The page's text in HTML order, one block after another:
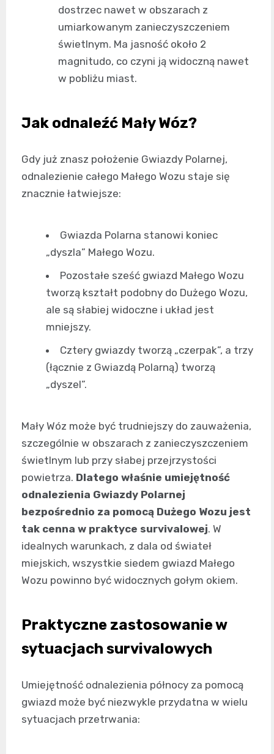
dostrzec nawet w obszarach z
umiarkowanym zanieczyszczeniem
świetlnym. Ma jasność około 2
magnitudo, co czyni ją widoczną nawet
w pobliżu miast.
Jak odnaleźć Mały Wóz?
Gdy już znasz położenie Gwiazdy Polarnej,
odnalezienie całego Małego Wozu staje się
znacznie łatwiejsze:
Gwiazda Polarna stanowi koniec
„dyszla” Małego Wozu.
Pozostałe sześć gwiazd Małego Wozu
tworzą kształt podobny do Dużego Wozu,
ale są słabiej widoczne i układ jest
mniejszy.
Cztery gwiazdy tworzą „czerpak”, a trzy
(łącznie z Gwiazdą Polarną) tworzą
„dyszel”.
Mały Wóz może być trudniejszy do zauważenia,
szczególnie w obszarach z zanieczyszczeniem
świetlnym lub przy słabej przejrzystości
powietrza. Dlatego właśnie umiejętność
odnalezienia Gwiazdy Polarnej
bezpośrednio za pomocą Dużego Wozu jest
tak cenna w praktyce survivalowej. W
idealnych warunkach, z dala od świateł
miejskich, wszystkie siedem gwiazd Małego
Wozu powinno być widocznych gołym okiem.
Praktyczne zastosowanie w
sytuacjach survivalowych
Umiejętność odnalezienia północy za pomocą
gwiazd może być niezwykle przydatna w wielu
sytuacjach przetrwania: